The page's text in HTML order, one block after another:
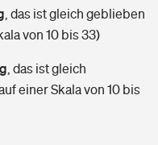
finden
das ist gleich geblieben
von 10 bis 33)
das ist gleich
einer Skala von 10 bis